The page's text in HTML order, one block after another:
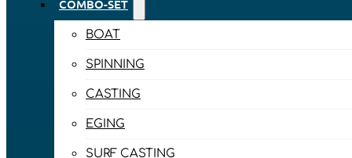
COMBO-SET
BOAT
SPINNING
CASTING
EGING
SURF CASTING